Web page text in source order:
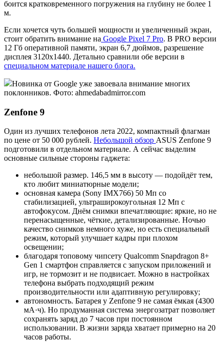
боится кратковременного погружения на глубину не более 1
м.
Если хочется чуть большей мощности и увеличенный экран,
стоит обратить внимание на Google Pixel 7 Pro. В PRO версии
12 Гб оперативной памяти, экран 6,7 дюймов, разрешение
дисплея 3120x1440. Детально сравнили обе версии в
специальном материале нашего блога.
Новинка от Google уже завоевала внимание многих
поклонников. Фото: ahmedabadmirror.com
Zenfone 9
Один из лучших телефонов лета 2022, компактный флагман
по цене от 50 000 рублей. Небольшой обзор ASUS Zenfone 9
подготовили в отдельном материале. А сейчас выделим
основные сильные стороны гаджета:
небольшой размер. 146,5 мм в высоту — подойдёт тем,
кто любит миниатюрные модели;
основная камера (Sony IMX766) 50 Мп со
стабилизацией, ультраширокоугольная 12 Мп с
автофокусом. Днём снимки впечатляющие: яркие, но не
перенасыщенные, чёткие, детализированные. Ночью
качество снимков немного хуже, но есть специальный
режим, который улучшает кадры при плохом
освещении;
благодаря топовому чипсету Qualcomm Snapdragon 8+
Gen 1 смартфон справляется с запуском приложений и
игр, не тормозит и не подвисает. Можно в настройках
телефона выбрать подходящий режим
производительности или адаптивную регулировку;
автономность. Батарея у Zenfone 9 не самая ёмкая (4300
мА·ч). Но продуманная система энергозатрат позволяет
сохранять заряд до 7 часов при постоянном
использовании. В жизни заряда хватает примерно на 20
часов работы.